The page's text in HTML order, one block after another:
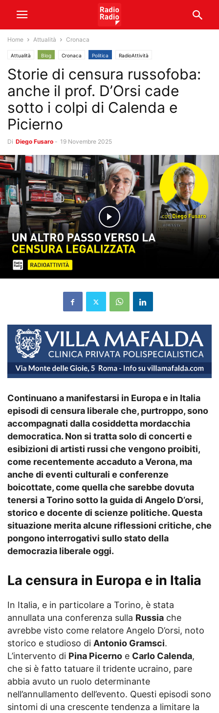
Home Attualità Cronaca
Attualità Blog Cronaca Politica RadioAttività
Storie di censura russofoba:
anche il prof. D’Orsi cade
sotto i colpi di Calenda e
Picierno
Di Diego Fusaro - 19 Novembre 2025
Continuano a manifestarsi in Europa e in Italia
episodi di censura liberale che, purtroppo, sono
accompagnati dalla cosiddetta mordacchia
democratica. Non si tratta solo di concerti e
esibizioni di artisti russi che vengono proibiti,
come recentemente accaduto a Verona, ma
anche di eventi culturali e conferenze
boicottate, come quella che sarebbe dovuta
tenersi a Torino sotto la guida di Angelo D’orsi,
storico e docente di scienze politiche. Questa
situazione merita alcune riflessioni critiche, che
pongono interrogativi sullo stato della
democrazia liberale oggi.
La censura in Europa e in Italia
In Italia, e in particolare a Torino, è stata
annullata una conferenza sulla Russia che
avrebbe visto come relatore Angelo D’orsi, noto
storico e studioso di Antonio Gramsci.
L’intervento di Pina Picerno e Carlo Calenda,
che si è fatto tatuare il tridente ucraino, pare
abbia avuto un ruolo determinante
nell’annullamento dell’evento. Questi episodi sono
sintomi di una crescente tendenza a limitare la